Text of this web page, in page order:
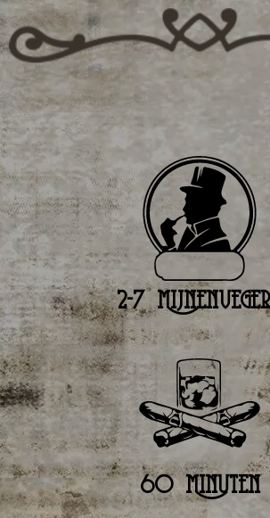
2-7
60 Minuten